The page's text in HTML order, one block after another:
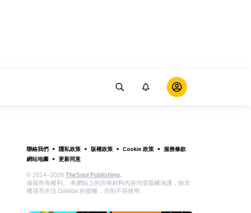
聯絡我們 隱私政策 版權政策 Cookie 政策
服務條款
網站地圖
更新同意
© 2014–2026 TheSoul Publishing.
保留所有權利。 本網站上的所有材料內容均受版權保護，除非
獲得亮生活 Daleba 的授權，否則不得使用